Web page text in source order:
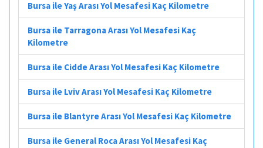
Bursa ile Yaş Arası Yol Mesafesi Kaç Kilometre
Bursa ile Tarragona Arası Yol Mesafesi Kaç
Kilometre
Bursa ile Cidde Arası Yol Mesafesi Kaç Kilometre
Bursa ile Lviv Arası Yol Mesafesi Kaç Kilometre
Bursa ile Blantyre Arası Yol Mesafesi Kaç Kilometre
Bursa ile General Roca Arası Yol Mesafesi Kaç